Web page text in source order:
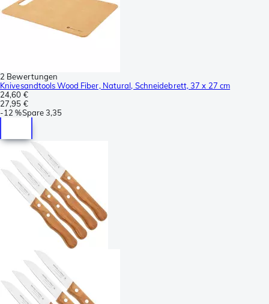
2 Bewertungen
Knivesandtools Wood Fiber, Natural, Schneidebrett, 37 x 27 cm
24,60 €
27,95 €
-12 %Spare3,35